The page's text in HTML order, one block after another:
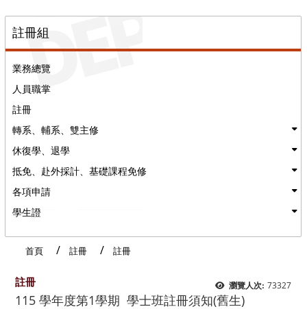
註冊組
業務總覽
人員職掌
註冊
轉系、輔系、雙主修
休復學、退學
抵免、赴外採計、基礎課程免修
各項申請
學生證
首頁 註冊 註冊
瀏覽人次: 73327
註冊
115 學年度第1學期 學士班註冊須知(舊生)